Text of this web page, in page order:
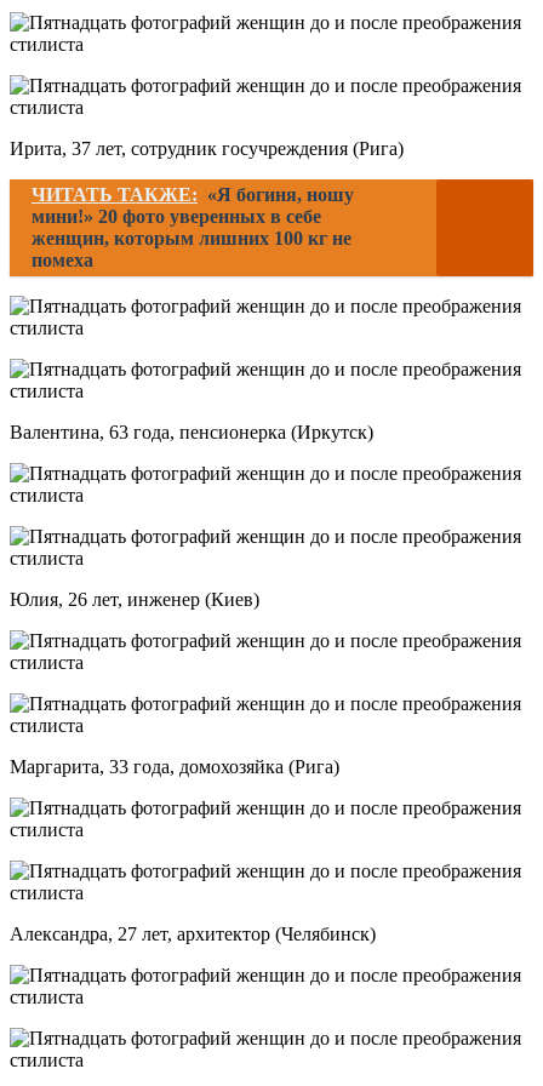
Ирита, 37 лет, сотрудник госучреждения (Рига)
ЧИТАТЬ ТАКЖЕ: «Я богиня, ношу
мини!» 20 фото уверенных в себе
женщин, которым лишних 100 кг не
помеха
Валентина, 63 года, пенсионерка (Иркутск)
Юлия, 26 лет, инженер (Киев)
Маргарита, 33 года, домохозяйка (Рига)
Александра, 27 лет, архитектор (Челябинск)